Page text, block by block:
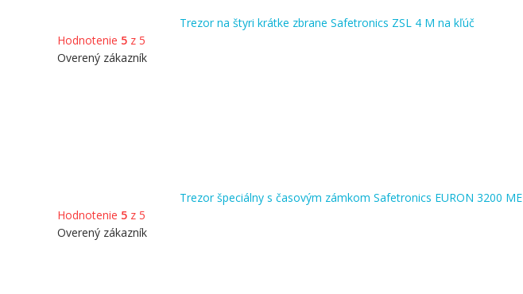
Trezor na štyri krátke zbrane Safetronics ZSL 4 M na kľúč
Hodnotenie 5 z 5
Overený zákazník
Trezor špeciálny s časovým zámkom Safetronics EURON 3200 ME
Hodnotenie 5 z 5
Overený zákazník